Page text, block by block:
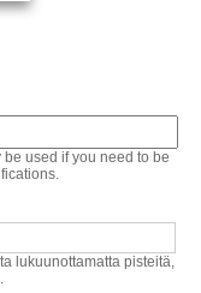
JA
used if you need to be
lukuunottamatta pisteitä,